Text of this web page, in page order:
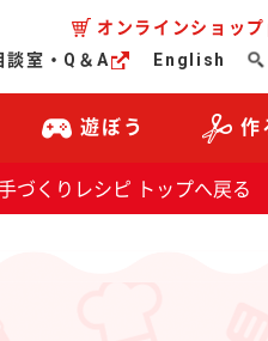
オンラインショップ
談室・Q＆A English
遊ぼう 作
づくりレシピ トップへ戻る